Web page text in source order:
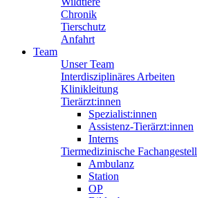
Chronik
Tierschutz
Anfahrt
Team
Unser Team
Interdisziplinäres Arbeiten
Klinikleitung
Tierärzt:innen
Spezialist:innen
Assistenz-Tierärzt:innen
Interns
Tiermedizinische
Ambulanz
Station
OP